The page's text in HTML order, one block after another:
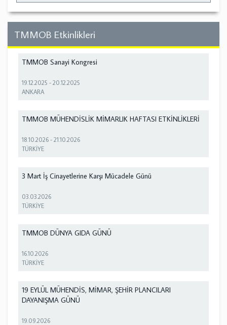
TMMOB Etkinlikleri
TMMOB Sanayi Kongresi
19.12.2025 -20.12.2025
ANKARA
TMMOB MÜHENDİSLİK MİMARLIK HAFTASI ETKİNLİKLERİ
18.10.2026 -21.10.2026
TÜRKİYE
3 Mart İş Cinayetlerine Karşı Mücadele Günü
03.03.2026
TÜRKİYE
TMMOB DÜNYA GIDA GÜNÜ
16.10.2026
TÜRKİYE
19 EYLÜL MÜHENDİS, MİMAR, ŞEHİR PLANCILARI
DAYANIŞMA GÜNÜ
19.09.2026